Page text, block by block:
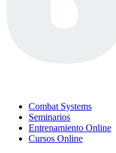
Combat Systems
Seminarios
Entrenamiento Online
Cursos Online